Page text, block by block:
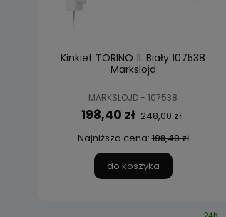
Kinkiet TORINO 1L Biały 107538
Markslojd
MARKSLOJD - 107538
198,40 zł 248,00 zł
Najniższa cena:198,40 zł
do koszyka